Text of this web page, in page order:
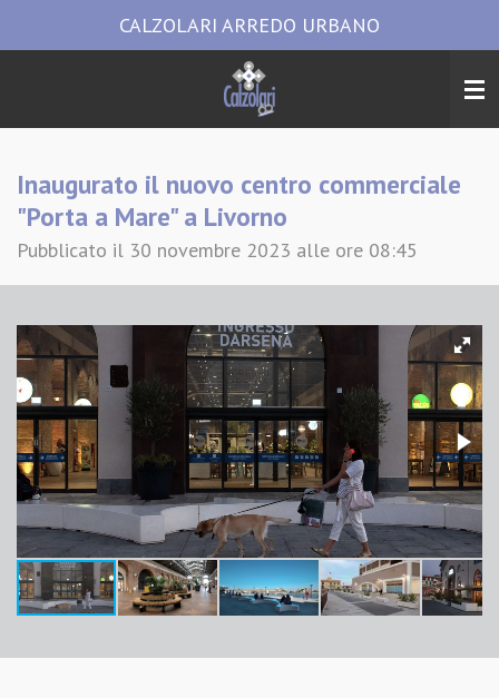
al
CALZOLARI ARREDO URBANO
Inaugurato il nuovo centro commerciale
"Porta a Mare" a Livorno
Pubblicato il 30 novembre 2023 alle ore 08:45